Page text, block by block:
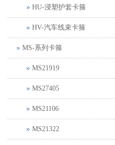
HU-浸塑护套卡箍
HV-汽车线束卡箍
MS-系列卡箍
MS21919
MS27405
MS21106
MS21322